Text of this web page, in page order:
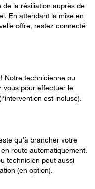
de la résiliation auprès de
En attendant la mise en
offre, restez connecté
Notre technicienne ou
vous pour effectuer le
est incluse).
qu’à brancher votre
route automatiquement.
technicien peut aussi
(en option).